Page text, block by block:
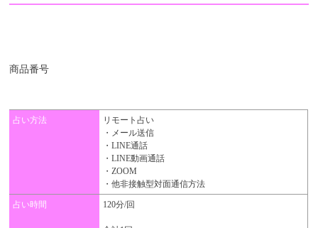
商品番号
占い方法
リモート占い
・メール送信
・LINE通話
・LINE動画通話
・ZOOM
・他非接触型対面通信方法
占い時間 120分/回